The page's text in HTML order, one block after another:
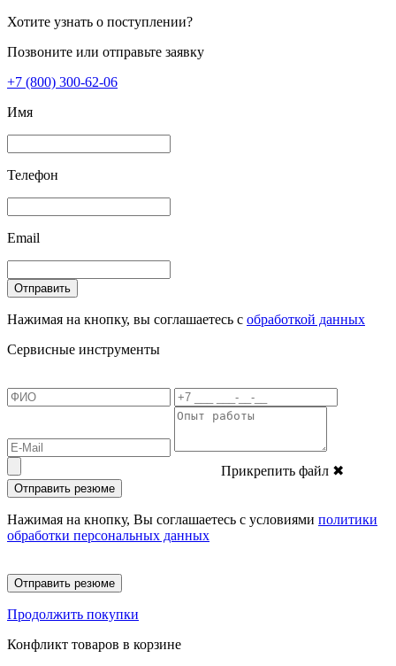
Хотите узнать о поступлении?
Позвоните или отправьте заявку
+7 (800) 300-62-06
Имя
Телефон
Email
Отправить
Нажимая на кнопку, вы соглашаетесь с обработкой данных
Сервисные инструменты
Прикрепить файл ✖
Отправить резюме
Нажимая на кнопку, Вы соглашаетесь с условиями политики
обработки персональных данных
Отправить резюме
Продолжить покупки
Конфликт товаров в корзине